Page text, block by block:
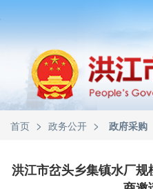
首页 > 政务公开 > 政府采购
洪江市岔头乡集镇水厂